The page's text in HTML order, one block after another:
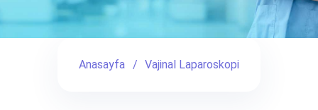
Anasayfa Vajinal Laparoskopi